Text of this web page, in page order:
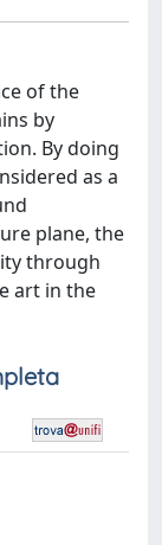
of the
by
By doing
as a
plane, the
through
art in the